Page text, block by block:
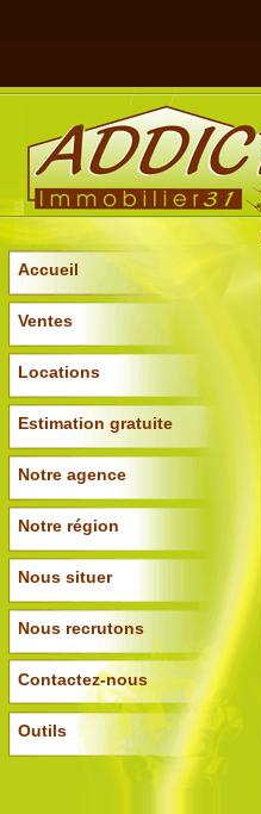
Accueil
Ventes
Locations
Estimation gratuite
Notre agence
Notre région
Nous situer
Nous recrutons
Contactez-nous
Outils